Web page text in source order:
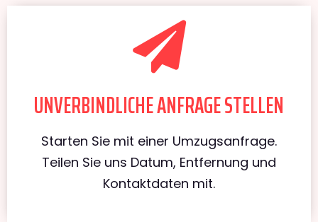
UNVERBINDLICHE ANFRAGE STELLEN
Starten Sie mit einer Umzugsanfrage.
Teilen Sie uns Datum, Entfernung und
Kontaktdaten mit.